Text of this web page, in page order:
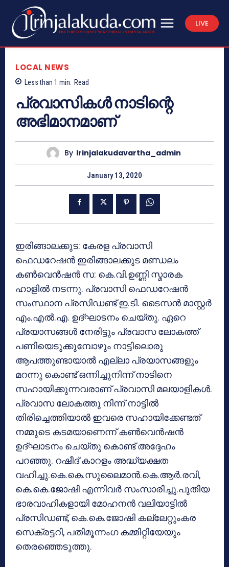
LIVE
LOCAL NEWS
Less than 1 min. Read
പ്രവാസികള്‍ നാടിന്റെ
അഭിമാനമാണ്
By Irinjalakudavartha_admin
January 13, 2020
ഇരിങ്ങാലക്കുട: കേരള പ്രവാസി
ഫെഡറേഷന്‍ ഇരിങ്ങാലക്കുട മണ്ഡലം
കണ്‍വെന്‍ഷന്‍ സ: കെ.വി.ഉണ്ണി സ്മാരക
ഹാളില്‍ നടന്നു. പ്രവാസി ഫെഡറേഷന്‍
സംസ്ഥാന പ്രസിഡണ്ട് ഇ.ടി. ടൈസന്‍ മാസ്റ്റര്‍
എം.എല്‍.എ. ഉദ്ഘാടനം ചെയ്തു. ഏറെ
പ്രയാസങ്ങള്‍ നേരിട്ടും പ്രവാസ ലോകത്ത്
പണിയെടുക്കുമ്പോഴും നാട്ടിലൊരു
ആപത്തുണ്ടായാല്‍ എല്ലാ പ്രയാസങ്ങളും
മറന്നു കൊണ്ട് ഒന്നിച്ചുനിന്ന് നാടിനെ
സഹായിക്കുന്നവരാണ് പ്രവാസി മലയാളികള്‍.
പ്രവാസ ലോകത്തു നിന്ന് നാട്ടില്‍
തിരിച്ചെത്തിയാല്‍ ഇവരെ സഹായിക്കേണ്ടത്
നമ്മുടെ കടമയാണെന്ന് കണ്‍വെന്‍ഷന്‍
ഉദ്ഘാടനം ചെയ്തു കൊണ്ട് അദ്ദേഹം
പറഞ്ഞു. റഷീദ് കാറളം അദ്ധ്യക്ഷത
വഹിച്ചു.കെ.കെ.സുലൈമാന്‍.കെ.ആര്‍.രവി,
കെ.കെ.ജോഷി എന്നിവര്‍ സംസാരിച്ചു.പുതിയ
ഭാരവാഹികളായി മോഹനൻ വലിയാട്ടിൽ
പ്രസിഡണ്ട്, കെ.കെ.ജോഷി കല്ലേറ്റുംകര
സെക്രട്ടറി, പതിമൂന്നംഗ കമ്മിറ്റിയേയും
തെരഞ്ഞെടുത്തു.